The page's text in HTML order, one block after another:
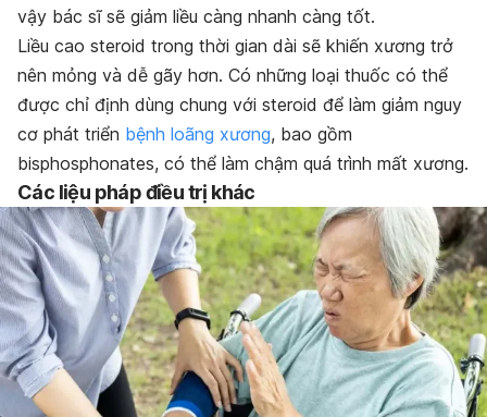
vậy bác sĩ sẽ giảm liều càng nhanh càng tốt.
Liều cao steroid trong thời gian dài sẽ khiến xương trở
nên mỏng và dễ gãy hơn. Có những loại thuốc có thể
được chỉ định dùng chung với steroid để làm giảm nguy
cơ phát triển bệnh loãng xương, bao gồm
bisphosphonates, có thể làm chậm quá trình mất xương.
Các liệu pháp điều trị khác